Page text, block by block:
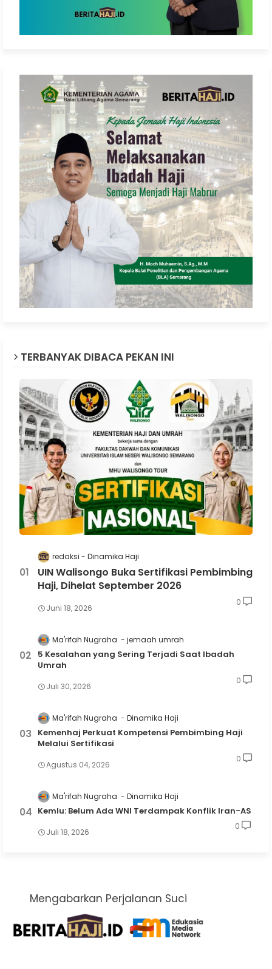
TERBANYAK DIBACA PEKAN INI
redaksi Dinamika Haji
UIN Walisongo Buka Sertifikasi Pembimbing
Haji, Dihelat September 2026
Juni 18, 2026
0
Ma'rifah Nugraha jemaah umrah
5 Kesalahan yang Sering Terjadi Saat Ibadah
Umrah
Juli 30, 2026
0
Ma'rifah Nugraha Dinamika Haji
Kemenhaj Perkuat Kompetensi Pembimbing Haji
Melalui Sertifikasi
Agustus 04, 2026
0
Ma'rifah Nugraha Dinamika Haji
Kemlu: Belum Ada WNI Terdampak Konflik Iran-AS
Juli 18, 2026
0
Mengabarkan Perjalanan Suci